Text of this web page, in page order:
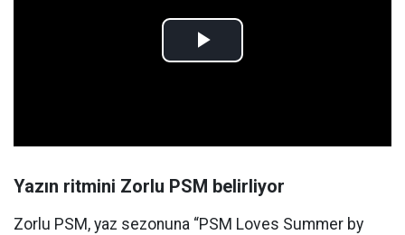
Yazın ritmini Zorlu PSM belirliyor
Zorlu PSM, yaz sezonuna “PSM Loves Summer by